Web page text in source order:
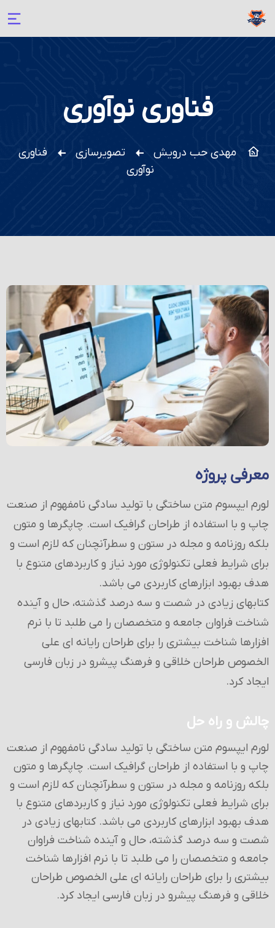
فناوری نوآوری
مهدی حب درویش تصویرسازی
فناوری
نوآوری
معرفی پروژه
لورم ایپسوم متن ساختگی با تولید سادگی نامفهوم از صنعت
چاپ و با استفاده از طراحان گرافیک است. چاپگرها و متون
بلکه روزنامه و مجله در ستون و سطرآنچنان که لازم است و
برای شرایط فعلی تکنولوژی مورد نیاز و کاربردهای متنوع با
هدف بهبود ابزارهای کاربردی می باشد.
کتابهای زیادی در شصت و سه درصد گذشته، حال و آینده
شناخت فراوان جامعه و متخصصان را می طلبد تا با نرم
افزارها شناخت بیشتری را برای طراحان رایانه ای علی
الخصوص طراحان خلاقی و فرهنگ پیشرو در زبان فارسی
ایجاد کرد.
چالش و راه حل
لورم ایپسوم متن ساختگی با تولید سادگی نامفهوم از صنعت
چاپ و با استفاده از طراحان گرافیک است. چاپگرها و متون
بلکه روزنامه و مجله در ستون و سطرآنچنان که لازم است و
برای شرایط فعلی تکنولوژی مورد نیاز و کاربردهای متنوع با
هدف بهبود ابزارهای کاربردی می باشد. کتابهای زیادی در
شصت و سه درصد گذشته، حال و آینده شناخت فراوان
جامعه و متخصصان را می طلبد تا با نرم افزارها شناخت
بیشتری را برای طراحان رایانه ای علی الخصوص طراحان
خلاقی و فرهنگ پیشرو در زبان فارسی ایجاد کرد.